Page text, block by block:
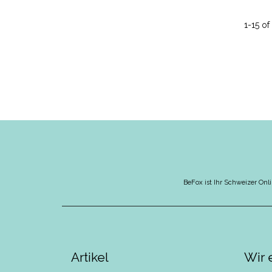
1-15 of
BeFox ist Ihr Schweizer
Artikel Wir